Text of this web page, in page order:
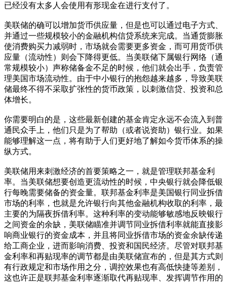
已经没有太多人会使用有形现金在进行支付了。
美联储的确可以增加货币供应量，但是也可以通过电子方式、
并通过一些规模较小的金融机构信贷系统来完成。当通货膨胀
使消费购买力减弱时，市场就会需要更多资金，而可用货币供
应量（流动性）则会下降得更低。当美联储下属银行网络（通
常规模较小）声称储备金不足的时候，他们就会出手，负责管
理美国市场流动性。由于中小银行的抱怨越来越多，导致美联
储最终不得不采取扩张性的货币政策，以刺激信贷、投资和总
体增长。
你需要明白的是，这些最新创建的基金肯定永远不会流入到普
通民众手上，他们只是为了帮助（或者说资助）银行业。如果
能够理解这一点，将有助于人们更好地了解如今货币体系的操
纵方式。
美联储用来刺激经济的首要策略之一，就是管理联邦基金利
率。当美联储想要创造更流动性的时候，中央银行就会降低银
行每晚需要储备的资金量。联邦基金利率是美国银行同业拆借
市场的利率，也就是允许银行向其他金融机构收取的利率，最
主要的为隔夜拆借利率。这种利率的变动能够敏感地反映银行
之间资金的余缺，美联储瞄准并调节同业拆借利率就能直接影
响商业银行的资金成本，并且将同业拆借市场的资金余缺传递
给工商企业，进而影响消费、投资和国民经济。尽管对联邦基
金利率和再贴现率的调节都是由美联储宣布的，但是其方式则
有行政规定和市场作用之分，调控效果也有高低快捷等差别，
这也许正是联邦基金利率逐渐取代再贴现率、发挥调节作用的